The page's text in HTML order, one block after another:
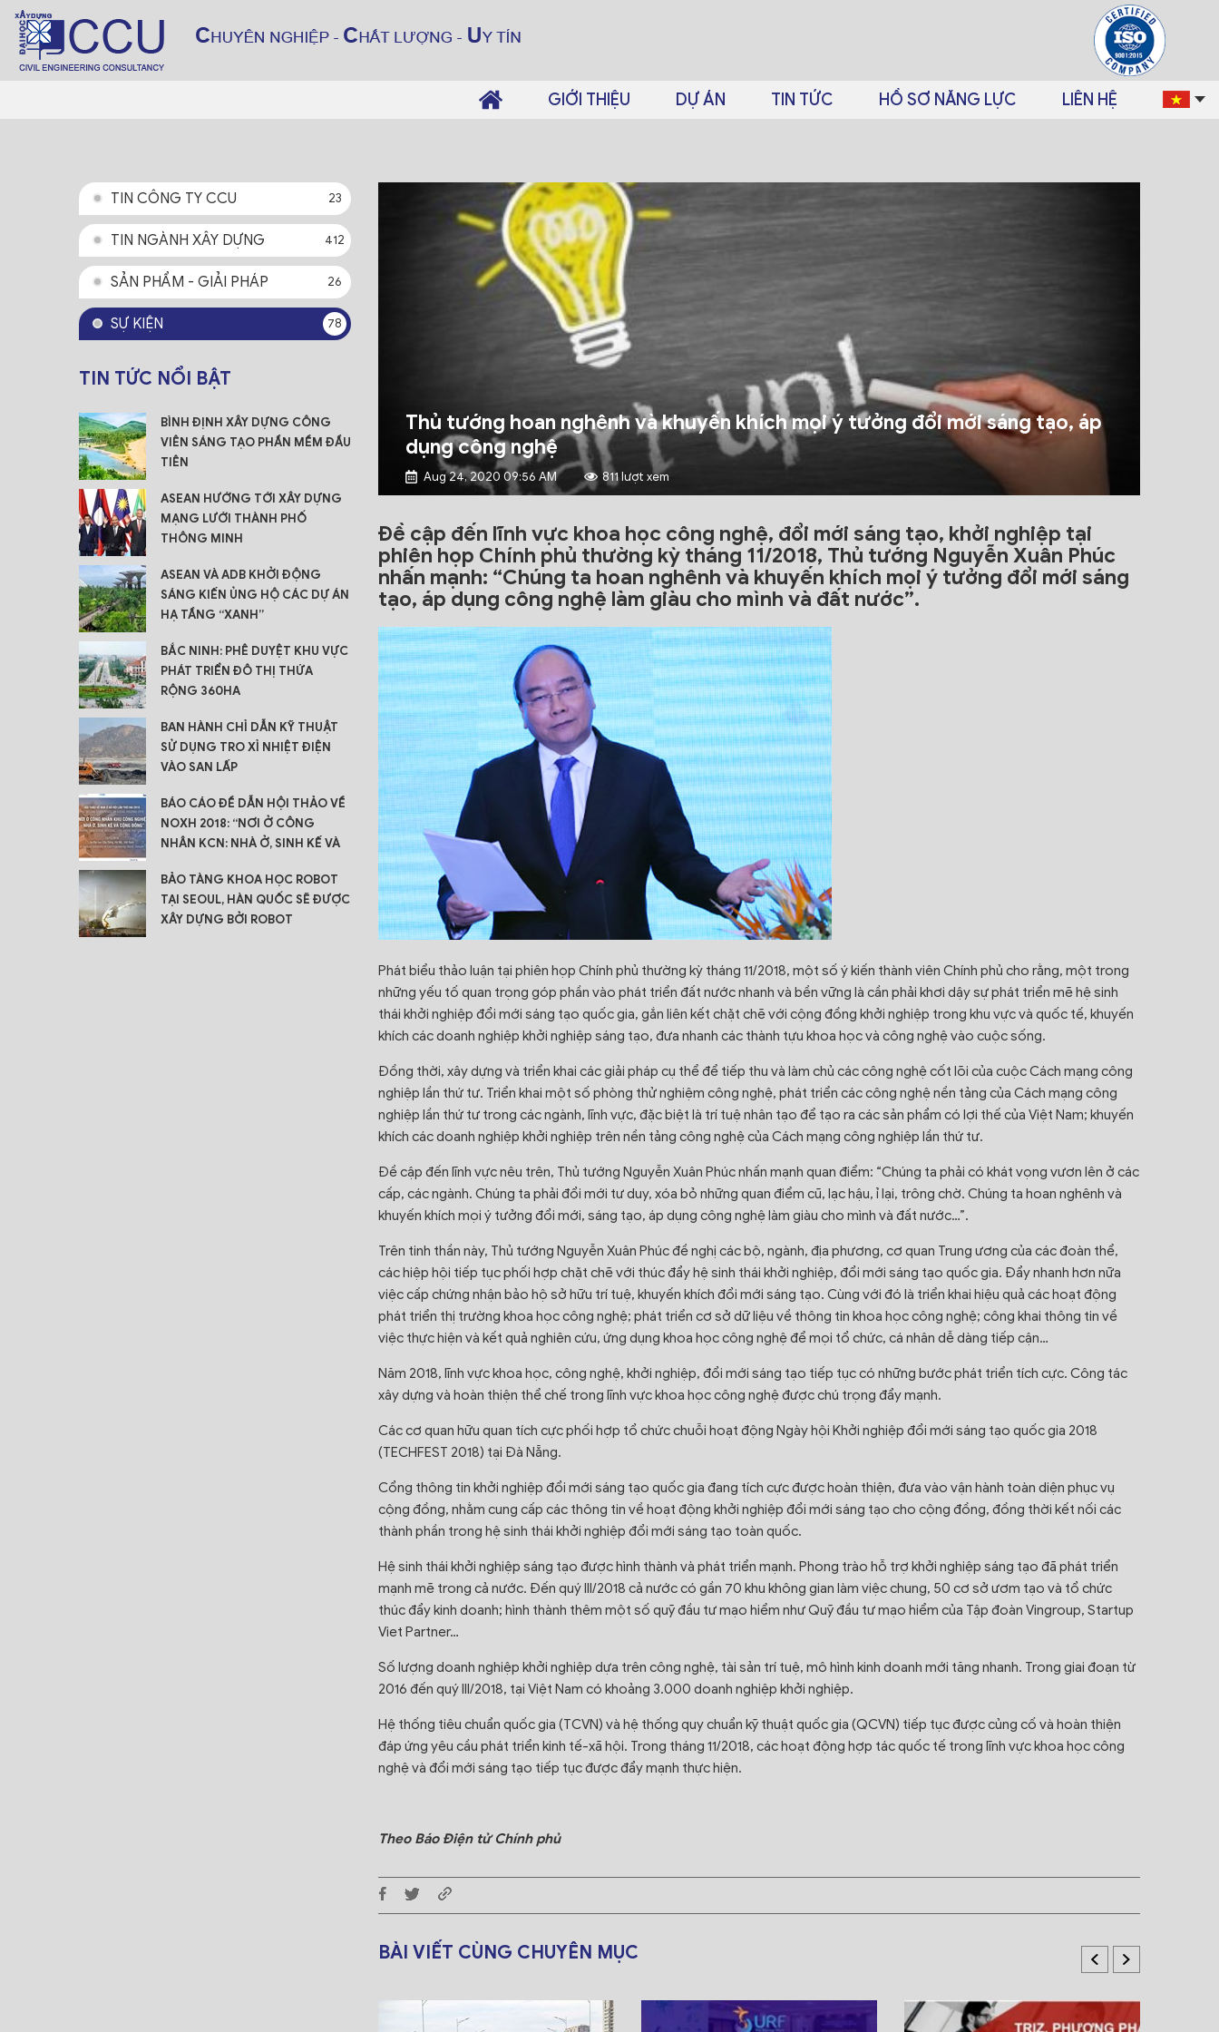
GIỚI THIỆU DỰ ÁN TIN TỨC HỒ SƠ NĂNG LỰC LIÊN HỆ
TIN CÔNG TY CCU 23
TIN NGÀNH XÂY DỰNG 412
SẢN PHẨM - GIẢI PHÁP 26
SỰ KIỆN 78
TIN TỨC NỔI BẬT
BÌNH ĐỊNH XÂY DỰNG CÔNG
VIÊN SÁNG TẠO PHẦN MỀM ĐẦU
TIÊN
ASEAN HƯỚNG TỚI XÂY DỰNG
MẠNG LƯỚI THÀNH PHỐ
THÔNG MINH
ASEAN VÀ ADB KHỞI ĐỘNG
SÁNG KIẾN ỦNG HỘ CÁC DỰ ÁN
HẠ TẦNG “XANH”
BẮC NINH: PHÊ DUYỆT KHU VỰC
PHÁT TRIỂN ĐÔ THỊ THỨA
RỘNG 360HA
BAN HÀNH CHỈ DẪN KỸ THUẬT
SỬ DỤNG TRO XỈ NHIỆT ĐIỆN
VÀO SAN LẤP
BÁO CÁO ĐỀ DẪN HỘI THẢO VỀ
NOXH 2018: “NƠI Ở CÔNG
NHÂN KCN: NHÀ Ở, SINH KẾ VÀ
BẢO TÀNG KHOA HỌC ROBOT
TẠI SEOUL, HÀN QUỐC SẼ ĐƯỢC
XÂY DỰNG BỞI ROBOT
Thủ tướng hoan nghênh và khuyến khích mọi ý tưởng đổi mới sáng tạo, áp
dụng công nghệ
Aug 24, 2020 09:56 AM 811 lượt xem
Đề cập đến lĩnh vực khoa học công nghệ, đổi mới sáng tạo, khởi nghiệp tại
phiên họp Chính phủ thường kỳ tháng 11/2018, Thủ tướng Nguyễn Xuân Phúc
nhấn mạnh: “Chúng ta hoan nghênh và khuyến khích mọi ý tưởng đổi mới sáng
tạo, áp dụng công nghệ làm giàu cho mình và đất nước”.
Phát biểu thảo luận tại phiên họp Chính phủ thường kỳ tháng 11/2018, một số ý kiến thành viên Chính phủ cho rằng, một trong
những yếu tố quan trọng góp phần vào phát triển đất nước nhanh và bền vững là cần phải khơi dậy sự phát triển mẽ hệ sinh
thái khởi nghiệp đổi mới sáng tạo quốc gia, gắn liên kết chặt chẽ với cộng đồng khởi nghiệp trong khu vực và quốc tế, khuyến
khích các doanh nghiệp khởi nghiệp sáng tạo, đưa nhanh các thành tựu khoa học và công nghệ vào cuộc sống.
Đồng thời, xây dựng và triển khai các giải pháp cụ thể để tiếp thu và làm chủ các công nghệ cốt lõi của cuộc Cách mạng công
nghiệp lần thứ tư. Triển khai một số phòng thử nghiệm công nghệ, phát triển các công nghệ nền tảng của Cách mạng công
nghiệp lần thứ tư trong các ngành, lĩnh vực, đặc biệt là trí tuệ nhân tạo để tạo ra các sản phẩm có lợi thế của Việt Nam; khuyến
khích các doanh nghiệp khởi nghiệp trên nền tảng công nghệ của Cách mạng công nghiệp lần thứ tư.
Đề cập đến lĩnh vực nêu trên, Thủ tướng Nguyễn Xuân Phúc nhấn mạnh quan điểm: “Chúng ta phải có khát vọng vươn lên ở các
cấp, các ngành. Chúng ta phải đổi mới tư duy, xóa bỏ những quan điểm cũ, lạc hậu, ỉ lại, trông chờ. Chúng ta hoan nghênh và
khuyến khích mọi ý tưởng đổi mới, sáng tạo, áp dụng công nghệ làm giàu cho mình và đất nước…”.
Trên tinh thần này, Thủ tướng Nguyễn Xuân Phúc đề nghị các bộ, ngành, địa phương, cơ quan Trung ương của các đoàn thể,
các hiệp hội tiếp tục phối hợp chặt chẽ với thúc đẩy hệ sinh thái khởi nghiệp, đổi mới sáng tạo quốc gia. Đẩy nhanh hơn nữa
việc cấp chứng nhận bảo hộ sở hữu trí tuệ, khuyến khích đổi mới sáng tạo. Cùng với đó là triển khai hiệu quả các hoạt động
phát triển thị trường khoa học công nghệ; phát triển cơ sở dữ liệu về thông tin khoa học công nghệ; công khai thông tin về
việc thực hiện và kết quả nghiên cứu, ứng dụng khoa học công nghệ để mọi tổ chức, cá nhân dễ dàng tiếp cận…
Năm 2018, lĩnh vực khoa học, công nghệ, khởi nghiệp, đổi mới sáng tạo tiếp tục có những bước phát triển tích cực. Công tác
xây dựng và hoàn thiện thể chế trong lĩnh vực khoa học công nghệ được chú trọng đẩy mạnh.
Các cơ quan hữu quan tích cực phối hợp tổ chức chuỗi hoạt động Ngày hội Khởi nghiệp đổi mới sáng tạo quốc gia 2018
(TECHFEST 2018) tại Đà Nẵng.
Cổng thông tin khởi nghiệp đổi mới sáng tạo quốc gia đang tích cực được hoàn thiện, đưa vào vận hành toàn diện phục vụ
cộng đồng, nhằm cung cấp các thông tin về hoạt động khởi nghiệp đổi mới sáng tạo cho cộng đồng, đồng thời kết nối các
thành phần trong hệ sinh thái khởi nghiệp đổi mới sáng tạo toàn quốc.
Hệ sinh thái khởi nghiệp sáng tạo được hình thành và phát triển mạnh. Phong trào hỗ trợ khởi nghiệp sáng tạo đã phát triển
mạnh mẽ trong cả nước. Đến quý III/2018 cả nước có gần 70 khu không gian làm việc chung, 50 cơ sở ươm tạo và tổ chức
thúc đẩy kinh doanh; hình thành thêm một số quỹ đầu tư mạo hiểm như Quỹ đầu tư mạo hiểm của Tập đoàn Vingroup, Startup
Viet Partner…
Số lượng doanh nghiệp khởi nghiệp dựa trên công nghệ, tài sản trí tuệ, mô hình kinh doanh mới tăng nhanh. Trong giai đoạn từ
2016 đến quý III/2018, tại Việt Nam có khoảng 3.000 doanh nghiệp khởi nghiệp.
Hệ thống tiêu chuẩn quốc gia (TCVN) và hệ thống quy chuẩn kỹ thuật quốc gia (QCVN) tiếp tục được củng cố và hoàn thiện
đáp ứng yêu cầu phát triển kinh tế-xã hội. Trong tháng 11/2018, các hoạt động hợp tác quốc tế trong lĩnh vực khoa học công
nghệ và đổi mới sáng tạo tiếp tục được đẩy mạnh thực hiện.
Theo Báo Điện tử Chính phủ
BÀI VIẾT CÙNG CHUYÊN MỤC